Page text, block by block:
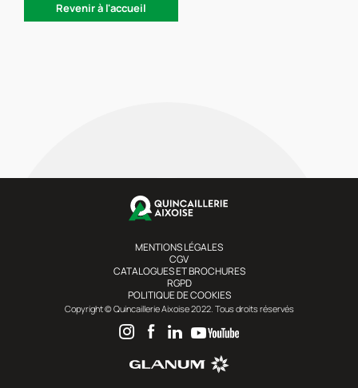
Revenir à l'accueil
MENTIONS LÉGALES
CGV
CATALOGUES ET BROCHURES
RGPD
POLITIQUE DE COOKIES
Copyright © Quincaillerie Aixoise 2022. Tous droits réservés